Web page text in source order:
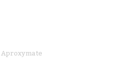
Aproxymate